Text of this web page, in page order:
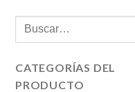
Buscar
CATEGORÍAS DEL
PRODUCTO